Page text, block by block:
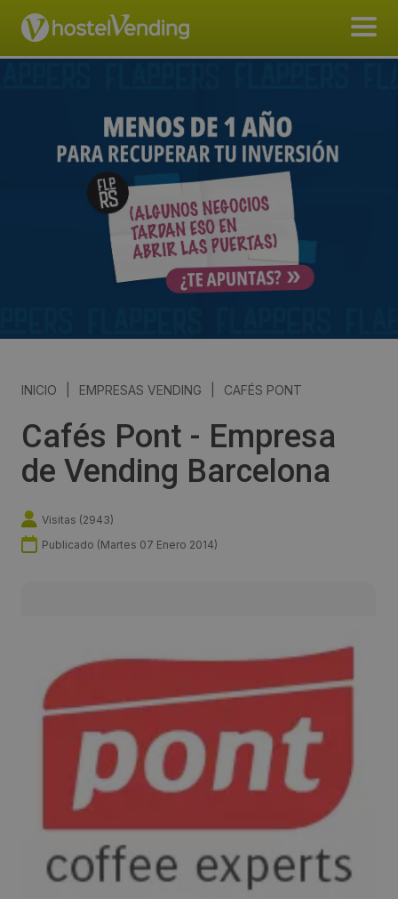
INICIO EMPRESAS VENDING CAFÉS PONT
Cafés Pont - Empresa
de Vending Barcelona
Visitas (2943)
Publicado (Martes 07 Enero 2014)